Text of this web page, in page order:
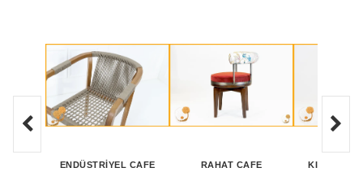
ENDÜSTRIYEL CAFE
RAHAT CAFE
KIRMIZI